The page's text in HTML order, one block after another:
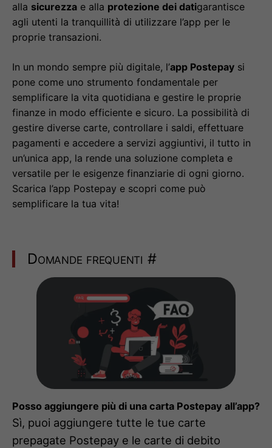
alla sicurezza e alla protezione dei datigarantisce
agli utenti la tranquillità di utilizzare l’app per le
proprie transazioni.
In un mondo sempre più digitale, l’app Postepay si
pone come uno strumento fondamentale per
semplificare la vita quotidiana e gestire le proprie
finanze in modo efficiente e sicuro. La possibilità di
gestire diverse carte, controllare i saldi, effettuare
pagamenti e accedere a servizi aggiuntivi, il tutto in
un’unica app, la rende una soluzione completa e
versatile per le esigenze finanziarie di ogni giorno.
Scarica l’app Postepay e scopri come può
semplificare la tua vita!
Domande frequenti #
Posso aggiungere più di una carta Postepay all’app?
Sì, puoi aggiungere tutte le tue carte
prepagate Postepay e le carte di debito